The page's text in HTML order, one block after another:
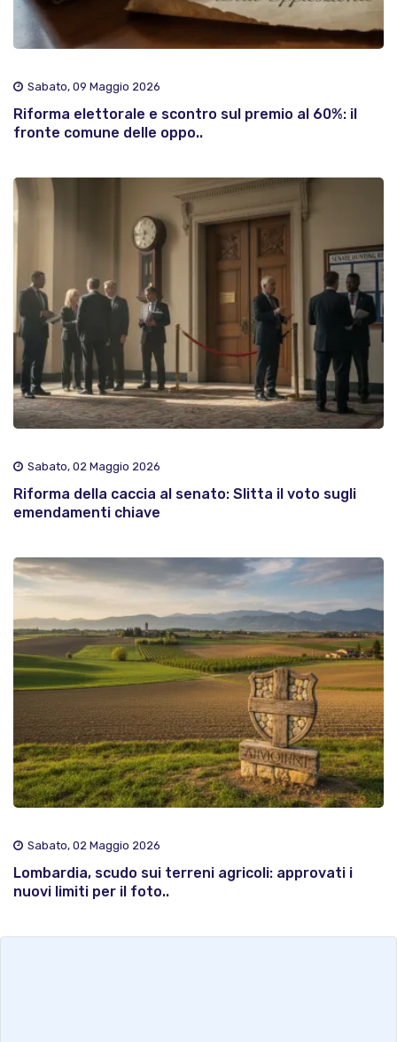
Sabato, 09 Maggio 2026
Riforma elettorale e scontro sul premio al 60%: il
fronte comune delle oppo..
Sabato, 02 Maggio 2026
Riforma della caccia al senato: Slitta il voto sugli
emendamenti chiave
Sabato, 02 Maggio 2026
Lombardia, scudo sui terreni agricoli: approvati i
nuovi limiti per il foto..